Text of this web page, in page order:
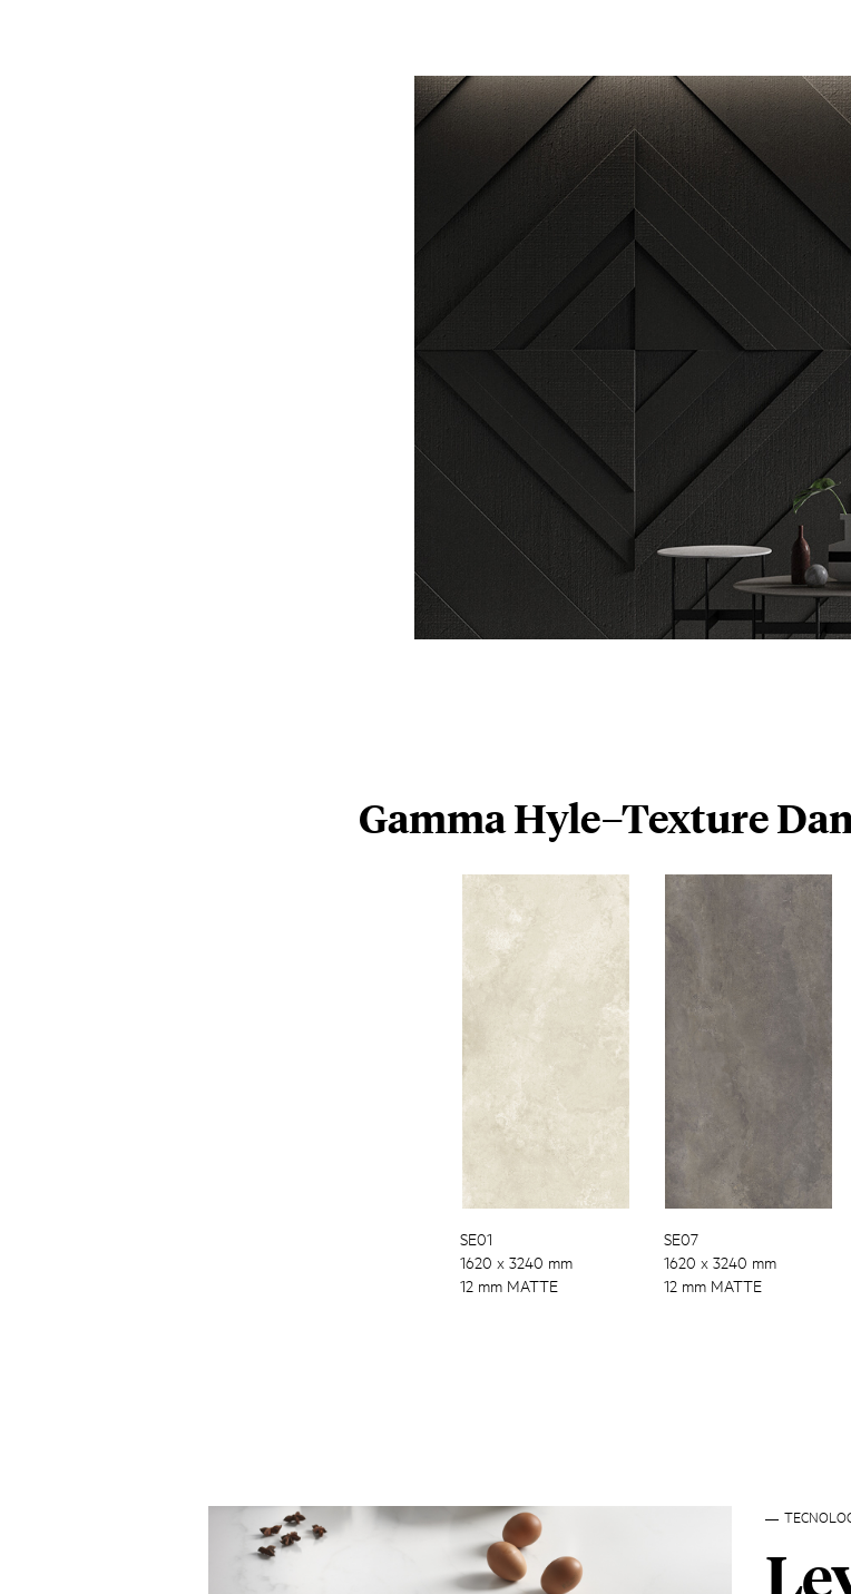
Gamma Hyle–Texture
SE01
1620 x 3240 mm
12 mm MATTE
SE07
1620 x 3240 mm
12 mm MATTE